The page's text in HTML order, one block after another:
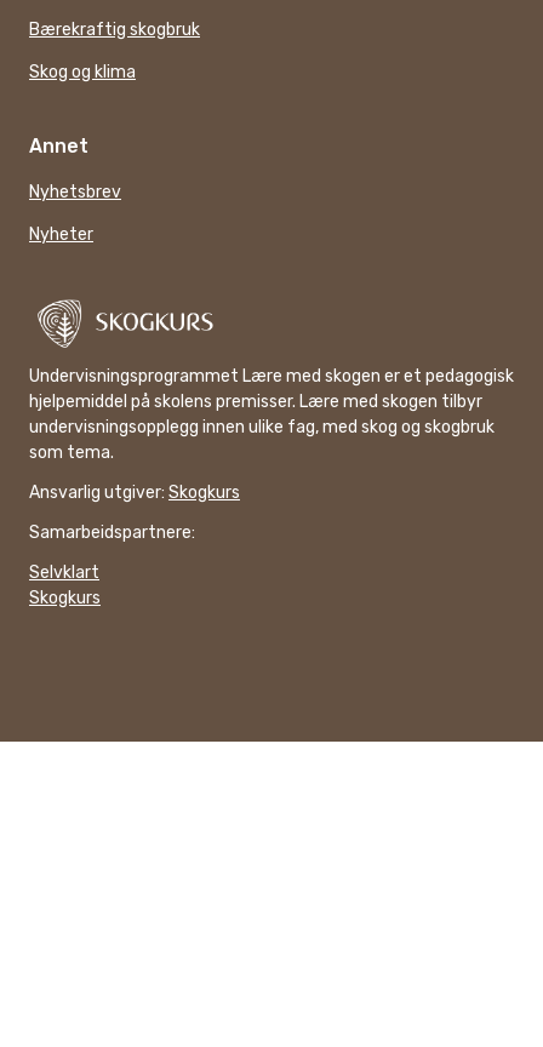
Bærekraftig skogbruk
Skog og klima
Annet
Nyhetsbrev
Nyheter
Undervisningsprogrammet Lære med skogen er et pedagogisk
hjelpemiddel på skolens premisser. Lære med skogen tilbyr
undervisningsopplegg innen ulike fag, med skog og skogbruk
som tema.
Ansvarlig utgiver: Skogkurs
Samarbeidspartnere:
Selvklart
Skogkurs